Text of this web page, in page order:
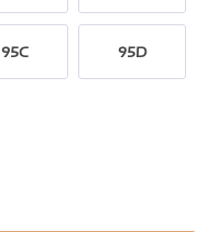
95C 95D